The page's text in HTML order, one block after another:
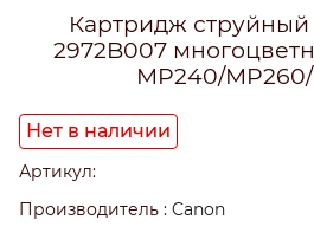
Картридж струйный
2972B007
MP240/
Нет в наличии
Артикул:
Производитель : Canon